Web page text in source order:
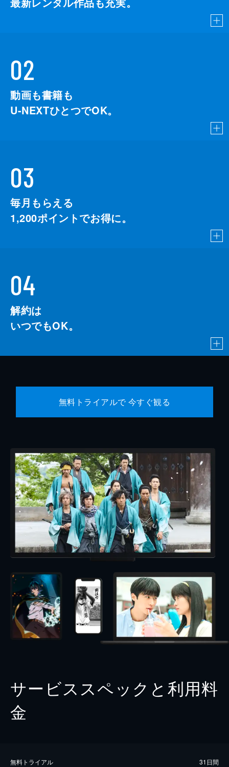
02
動画も書籍も
U-NEXTひとつでOK。
03
毎月もらえる
1,200ポイントでお得に。
04
解約は
いつでもOK。
無料トライアルで 今すぐ観る
サービススペックと利用料
金
無料トライアル 31日間